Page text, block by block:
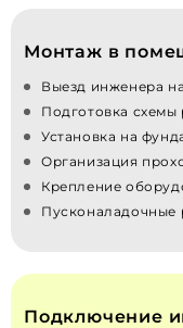
Монтаж в
Выезд инженера
Подготовка
Установка на
Организация
Крепление
Пусконаладочные
Подключение